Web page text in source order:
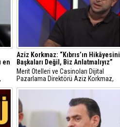
en
ile
en
Aziz Korkmaz: “Kıbrıs’ın Hikâyesini
Başkaları Değil, Biz Anlatmalıyız”
Merit Otelleri ve Casinoları Dijital
Pazarlama Direktörü Aziz Korkmaz,
Kuzey Kıbrıs turizminin geleceğinin
nesil turizm modellerinde olduğunu
söyledi.